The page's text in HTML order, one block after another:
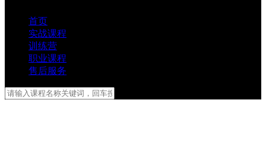
首页
实战课程
训练营
职业课程
售后服务